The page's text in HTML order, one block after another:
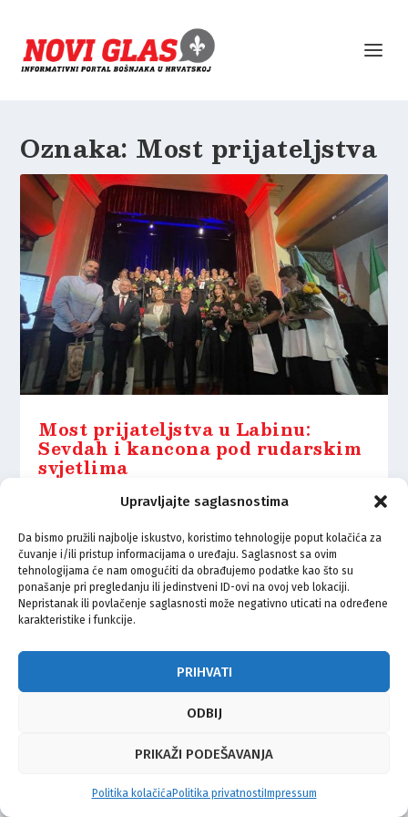
Upravljajte saglasnostima
Da bismo pružili najbolje iskustvo, koristimo tehnologije poput kolačića za
čuvanje i/ili pristup informacijama o uređaju. Saglasnost sa ovim
tehnologijama će nam omogućiti da obrađujemo podatke kao što su
ponašanje pri pregledanju ili jedinstveni ID-ovi na ovoj veb lokaciji.
Nepristanak ili povlačenje saglasnosti može negativno uticati na određene
karakteristike i funkcije.
PRIHVATI
ODBIJ
PRIKAŽI PODEŠAVANJA
Politika kolačićaPolitika privatnosti Impressum
Oznaka: Most prijateljstva
Most prijateljstva u Labinu:
Sevdah i kancona pod rudarskim
svjetlima
© Vijeće bošnjačke nacionalne manjine Grada Zagreba 2026